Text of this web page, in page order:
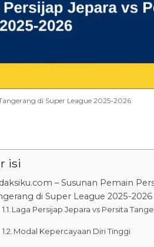
di Super League 2025-2026
isi
– Susunan Pemain
di Super League 2025-2026
Laga Persijap Jepara vs Persita
Modal Kepercayaan Diri Tinggi